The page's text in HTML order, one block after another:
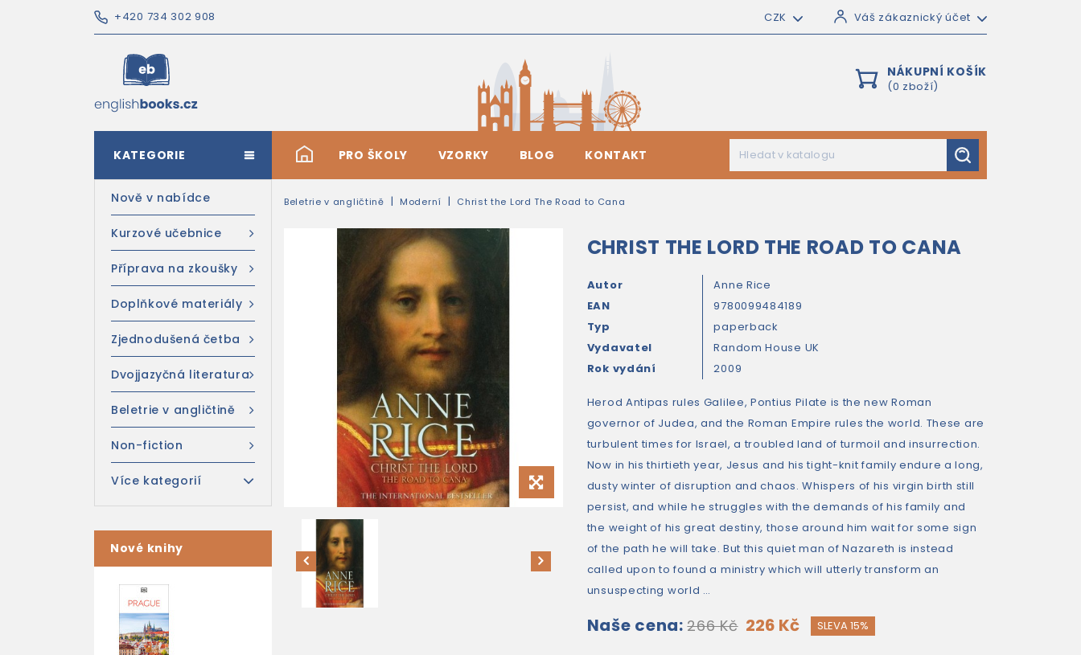
+420 734 302 908 CZK Váš zákaznický účet
NÁKUPNÍ KOŠÍK
(0 zboží)
# PRO ŠKOLY VZORKY BLOG KONTAKT
KATEGORIE
Nově v nabídce
Kurzové učebnice
Příprava na zkoušky
Doplňkové materiály
Zjednodušená četba
Dvojjazyčná literatura
Beletrie v angličtině
Non-fiction
Více kategorií
Nové knihy
Beletrie v angličtině Moderní Christ the Lord The Road to Cana
CHRIST THE LORD THE ROAD TO CANA
Autor
Anne Rice
EAN
9780099484189
Typ
paperback
Vydavatel
Random House UK
Rok vydání
2009
Herod Antipas rules Galilee, Pontius Pilate is the new Roman
governor of Judea, and the Roman Empire rules the world. These are
turbulent times for Israel, a troubled land of turmoil and insurrection.
Now in his thirtieth year, Jesus and his tight-knit family endure a long,
dusty winter of disruption and chaos. Whispers of his virgin birth still
persist, and while he struggles with the demands of his family and
the weight of his great destiny, those around him wait for some sign
of the path he will take. But this quiet man of Nazareth is instead
called upon to found a ministry which will utterly transform an
unsuspecting world …
Naše cena: 266 Kč 226 Kč SLEVA 15%